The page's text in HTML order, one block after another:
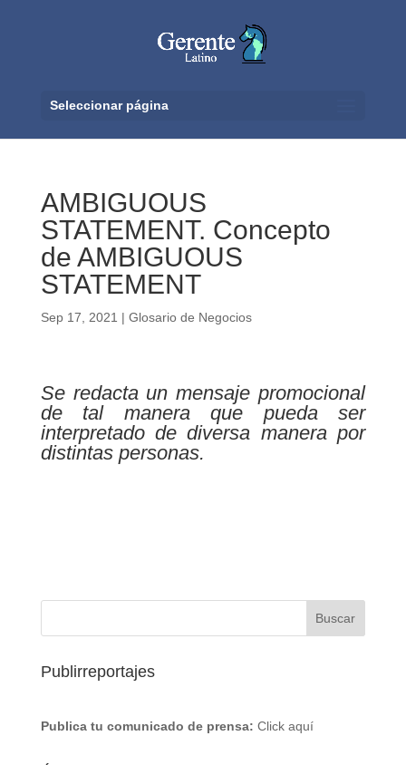
Seleccionar página
AMBIGUOUS
STATEMENT. Concepto
de AMBIGUOUS
STATEMENT
Sep 17, 2021 | Glosario de Negocios
Se redacta un mensaje promocional
de tal manera que pueda ser
interpretado de diversa manera por
distintas personas.
Publirreportajes
Publica tu comunicado de prensa: Click aquí